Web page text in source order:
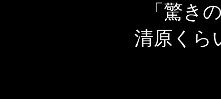
「驚き
清原くら